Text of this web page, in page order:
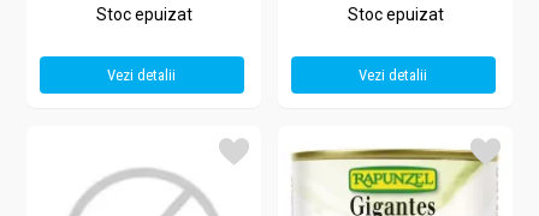
Stoc epuizat
Vezi detalii
Stoc epuizat
Vezi detalii